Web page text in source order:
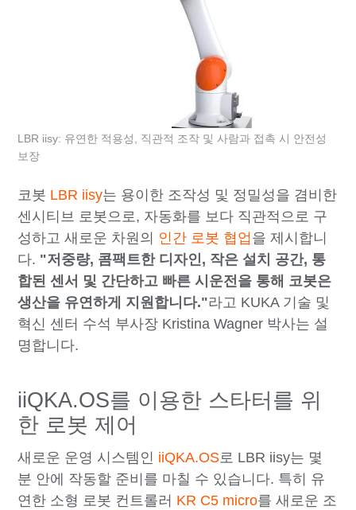
코봇 LBR iisy는 용이한 조작성 및 정밀성을 겸비한
센시티브 로봇으로, 자동화를 보다 직관적으로 구
성하고 새로운 차원의 인간 로봇 협업 을 제시합니
다. "저중량, 콤팩트한 디자인, 작은 설치 공간, 통
합된 센서 및 간단하고 빠른 시운전을 통해 코봇은
생산을 유연하게 지원합니다."라고 KUKA 기술 및
혁신 센터 수석 부사장 Kristina Wagner 박사는 설
명합니다.
LBR iisy: 유연한 적용성, 직관적 조작 및 사람과 접촉 시 안전성
보장
iiQKA.OS를 이용한 스타터를 위
한 로봇 제어
새로운 운영 시스템인 iiQKA.OS로 LBR iisy는 몇
분 안에 작동할 준비를 마칠 수 있습니다. 특히 유
연한 소형 로봇 컨트롤러 KR C5 micro를 새로운 조